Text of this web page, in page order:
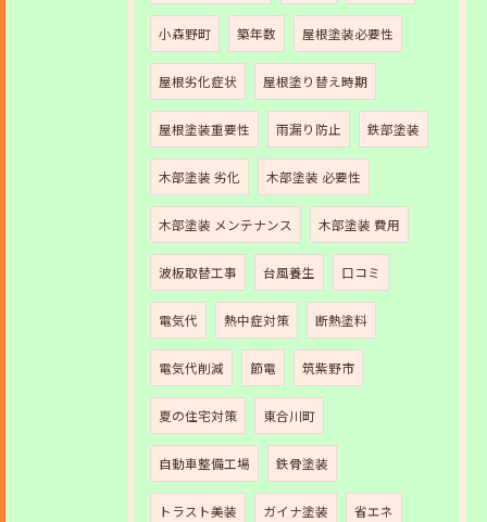
小森野町 築年数 屋根塗装必要性
屋根劣化症状 屋根塗り替え時期
屋根塗装重要性 雨漏り防止 鉄部塗装
木部塗装 劣化 木部塗装 必要性
木部塗装 メンテナンス 木部塗装 費用
波板取替工事 台風養生 口コミ
電気代 熱中症対策 断熱塗料
電気代削減 節電 筑紫野市
夏の住宅対策 東合川町
自動車整備工場 鉄骨塗装
トラスト美装 ガイナ塗装 省エネ